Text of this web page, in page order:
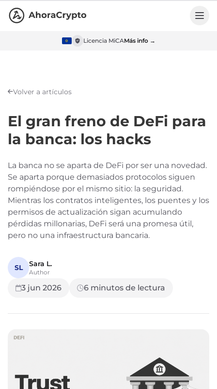
Licencia MiCAMás info →
Volver a artículos
El gran freno de DeFi para
la banca: los hacks
La banca no se aparta de DeFi por ser una novedad.
Se aparta porque demasiados protocolos siguen
rompiéndose por el mismo sitio: la seguridad.
Mientras los contratos inteligentes, los puentes y los
permisos de actualización sigan acumulando
pérdidas millonarias, DeFi será una promesa útil,
pero no una infraestructura bancaria.
SL Sara L.
Author
3 jun 2026 6 minutos de lectura